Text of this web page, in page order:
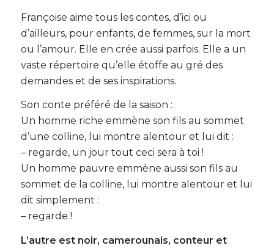
Françoise aime tous les contes, d’ici ou
d’ailleurs, pour enfants, de femmes, sur la mort
ou l’amour. Elle en crée aussi parfois. Elle a un
vaste répertoire qu’elle étoffe au gré des
demandes et de ses inspirations.
Son conte préféré de la saison :
Un homme riche emmène son fils au sommet
d’une colline, lui montre alentour et lui dit :
– regarde, un jour tout ceci sera à toi !
Un homme pauvre emmène aussi son fils au
sommet de la colline, lui montre alentour et lui
dit simplement :
– regarde !
L’autre est noir, camerounais, conteur et